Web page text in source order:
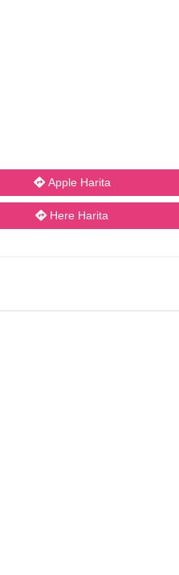
Apple Harita
Here Harita